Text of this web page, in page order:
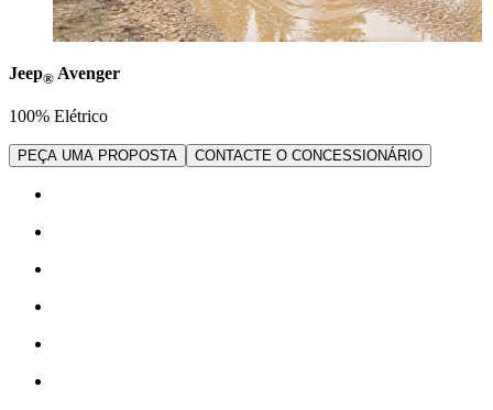
Jeep® Avenger
100% Elétrico
PEÇA UMA PROPOSTA CONTACTE O CONCESSIONÁRIO